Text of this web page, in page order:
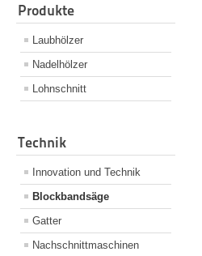
Produkte
Laubhölzer
Nadelhölzer
Lohnschnitt
Technik
Innovation und Technik
Blockbandsäge
Gatter
Nachschnittmaschinen